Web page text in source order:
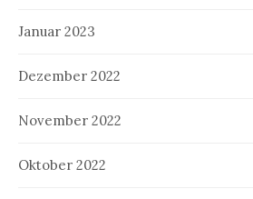
Januar 2023
Dezember 2022
November 2022
Oktober 2022